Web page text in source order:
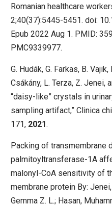
Romanian healthcare
2;40(37):5445-5451. doi:
Epub 2022 Aug 1. PMID:
PMC9339977.
G. Hudák, G. Farkas, B. Vajik,
Csákány, L. Terza, Z. Jenei,
“daisy-like” crystals in
sampling artifact,” Clinica
171, 2021.
Packing of transmembrane
palmitoyltransferase-1A
malonyl-CoA sensitivity of
membrane protein By:
Gemma Z. L.; Hasan,